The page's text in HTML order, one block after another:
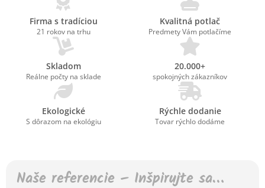
Firma s tradíciou
21 rokov na trhu
Kvalitná potlač
Predmety Vám potlačíme
Skladom
Reálne počty na sklade
20.000+
spokojných zákazníkov
Ekologické
S dôrazom na ekológiu
Rýchle dodanie
Tovar rýchlo dodáme
Naše referencie – Inšpirujte sa…